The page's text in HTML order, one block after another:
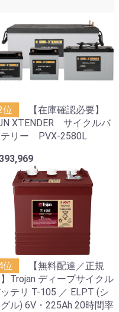
位
【在庫確認必要】
XTENDER サイクルバ
テリー PVX-2580L
位
【無料配達／正規
Trojan ディープサイクル
テリ T-105 ／ ELPT (シ
ル) 6V・225Ah 20時間率